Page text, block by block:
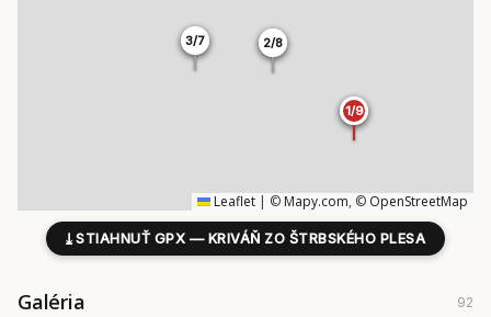
1/9
2/8
3/7
3/7 2/8
1/9
Leaflet | © Mapy.com, © OpenStreetMap
⤓STIAHNUŤ GPX — KRIVÁŇ ZO ŠTRBSKÉHO PLESA
Galéria 92